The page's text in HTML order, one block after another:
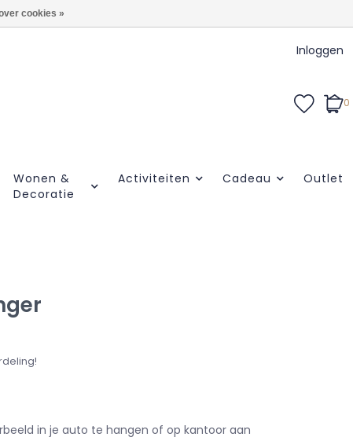
Inloggen
0
Wonen &
Decoratie
Activiteiten Cadeau Outlet
in je auto te hangen of op kantoor aan
cookies »